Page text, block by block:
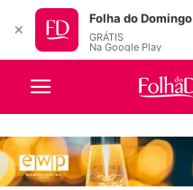
✕
Folha do Domingo
GRÁTIS
Na Google Play